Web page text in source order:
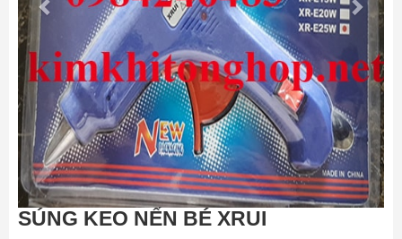
SÚNG KEO NẾN BÉ XRUI